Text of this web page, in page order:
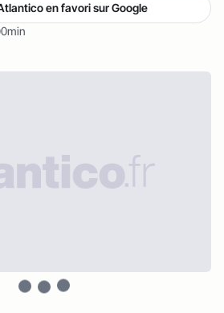
en favori sur Google